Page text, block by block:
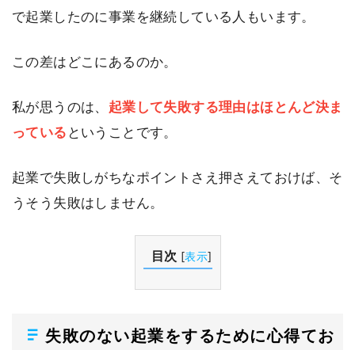
で起業したのに事業を継続している人もいます。
この差はどこにあるのか。
私が思うのは、 起業して失敗する理由はほとんど決ま
っている ということです。
起業で失敗しがちなポイントさえ押さえておけば、そ
うそう失敗はしません。
目次 [表示]
失敗のない起業をするために心得てお